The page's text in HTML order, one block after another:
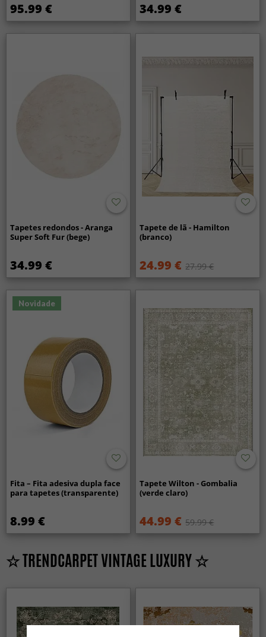
95.99 € 34.99 €
Tapetes redondos - Aranga
Super Soft Fur (bege)
34.99 €
Tapete de lã - Hamilton
(branco)
24.99 € 27.99 €
Novidade
Fita – Fita adesiva dupla face
para tapetes (transparente)
8.99 €
Tapete Wilton - Gombalia
(verde claro)
44.99 € 59.99 €
☆ TRENDCARPET VINTAGE LUXURY ☆